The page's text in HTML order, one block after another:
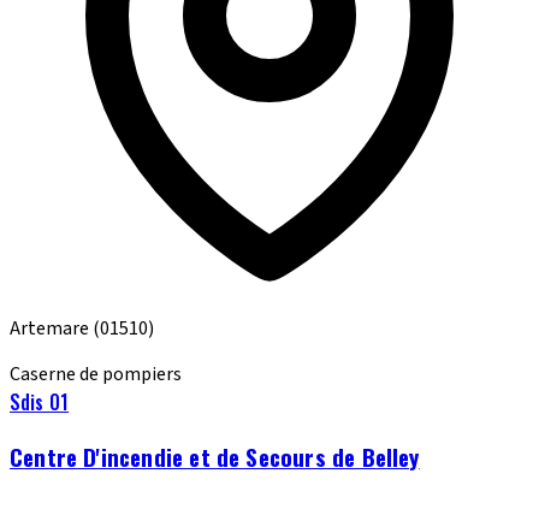
Artemare (01510)
Caserne de pompiers
Sdis 01
Centre D'incendie et de Secours de Belley